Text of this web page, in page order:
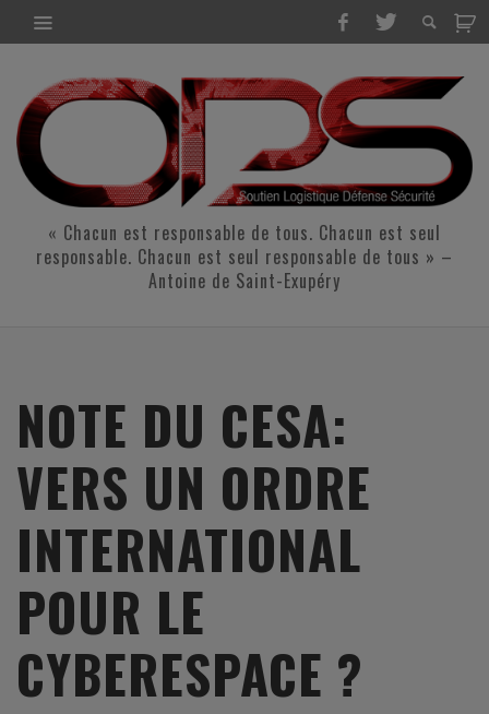
« Chacun est responsable de tous. Chacun est seul
responsable. Chacun est seul responsable de tous » –
Antoine de Saint-Exupéry
NOTE DU CESA:
VERS UN ORDRE
INTERNATIONAL
POUR LE
CYBERESPACE ?